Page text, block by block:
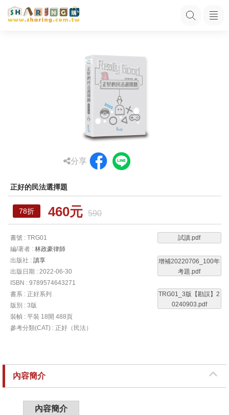
分享
正好的民法選擇題
78折 460元 590
書號 : TRG01
編/著者 : 林政豪律師
出版社 : 讀享
出版日期 : 2022-06-30
ISBN : 9789574643271
書系 : 正好系列
版別 : 3版
裝幀 : 平裝 18開 488頁
參考分類(CAT) : 正好（民法）
試讀.pdf
增補20220706_100年
考題.pdf
TRG01_3版【勘誤】2
0240903.pdf
內容簡介
內容簡介